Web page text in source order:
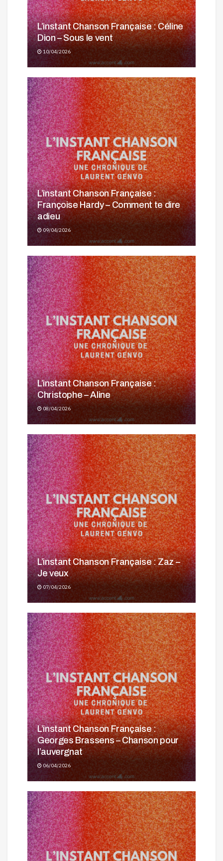
L’instant Chanson Française : Céline
Dion – Sous le vent
10/04/2026
L’instant Chanson Française :
Françoise Hardy – Comment te dire
adieu
09/04/2026
L’instant Chanson Française :
Christophe – Aline
08/04/2026
L’instant Chanson Française : Zaz –
Je veux
07/04/2026
L’instant Chanson Française :
Georges Brassens – Chanson pour
l’auvergnat
06/04/2026